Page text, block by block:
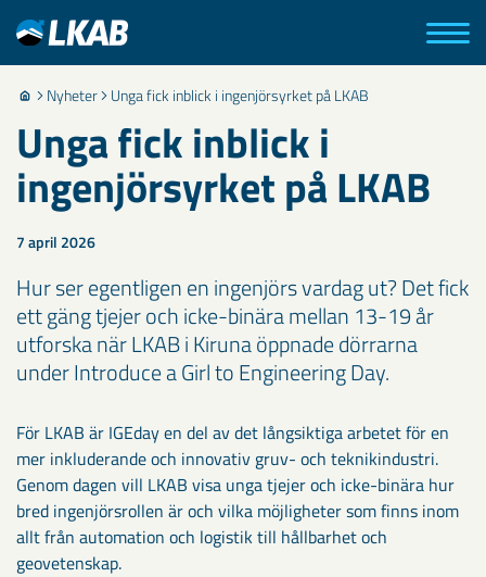
Nyheter Unga fick inblick i ingenjörsyrket på LKAB
Unga fick inblick i
ingenjörsyrket på LKAB
7 april 2026
Hur ser egentligen en ingenjörs vardag ut? Det fick
ett gäng tjejer och icke-binära mellan 13-19 år
utforska när LKAB i Kiruna öppnade dörrarna
under Introduce a Girl to Engineering Day.
För LKAB är IGEday en del av det långsiktiga arbetet för en
mer inkluderande och innovativ gruv- och teknikindustri.
Genom dagen vill LKAB visa unga tjejer och icke-binära hur
bred ingenjörsrollen är och vilka möjligheter som finns inom
allt från automation och logistik till hållbarhet och
geovetenskap.